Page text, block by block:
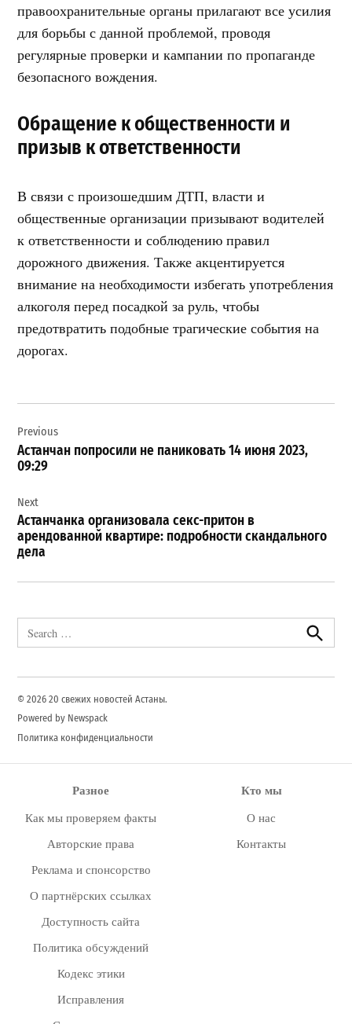
правоохранительные органы прилагают все усилия
для борьбы с данной проблемой, проводя
регулярные проверки и кампании по пропаганде
безопасного вождения.
Обращение к общественности и
призыв к ответственности
В связи с произошедшим ДТП, власти и
общественные организации призывают водителей
к ответственности и соблюдению правил
дорожного движения. Также акцентируется
внимание на необходимости избегать употребления
алкоголя перед посадкой за руль, чтобы
предотвратить подобные трагические события на
дорогах.
по
записям
Previous
Астанчан попросили не паниковать 14 июня 2023,
09:29
Next
Астанчанка организовала секс-притон в
арендованной квартире: подробности скандального
дела
for:
Search
© 2026 20 свежих новостей Астаны.
Powered by Newspack
Политика конфиденциальности
Разное
Как мы проверяем факты
Авторские права
Реклама и спонсорство
О партнёрских ссылках
Доступность сайта
Политика обсуждений
Кодекс этики
Исправления
Кто мы
О нас
Контакты